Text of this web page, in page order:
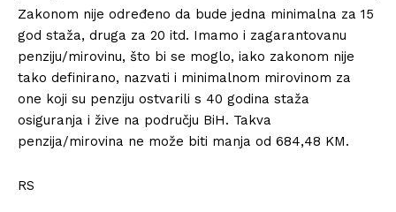
Zakonom nije određeno da bude jedna minimalna za 15
god staža, druga za 20 itd. Imamo i zagarantovanu
penziju/mirovinu, što bi se moglo, iako zakonom nije
tako definirano, nazvati i minimalnom mirovinom za
one koji su penziju ostvarili s 40 godina staža
osiguranja i žive na području BiH. Takva
penzija/mirovina ne može biti manja od 684,48 KM.
RS